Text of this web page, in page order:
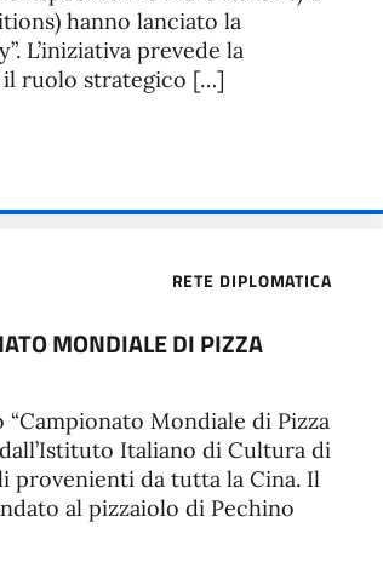
hanno lanciato la
L’iniziativa prevede la
il ruolo strategico […]
RETE DIPLOMATICA
MONDIALE DI PIZZA
Mondiale di Pizza
dall’Istituto Italiano di Cultura di
provenienti da tutta la Cina. Il
al pizzaiolo di Pechino